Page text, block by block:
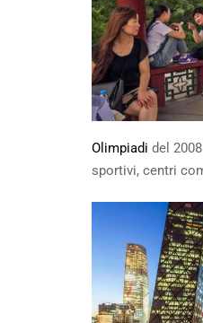
Olimpiadi del
sportivi, centri